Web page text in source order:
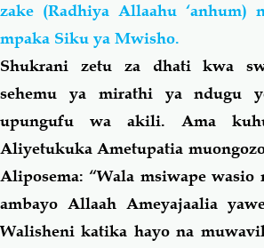
zake (Radhiya Allaahu ‘anhum)
mpaka Siku ya Mwisho.
Shukrani zetu za dhati kwa
sehemu ya mirathi ya ndugu
upungufu wa akili. Ama
Aliyetukuka Ametupatia
Aliposema: “Wala msiwape wasio
ambayo Allaah Ameyajaalia
Walisheni katika hayo na